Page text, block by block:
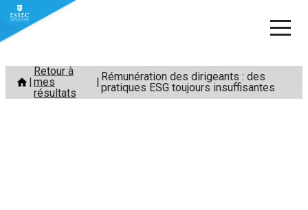
Aller
contenu
Retour à
mes
résultats
Rémunération des dirigeants : des
pratiques ESG toujours insuffisantes